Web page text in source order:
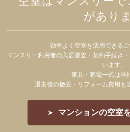
があり
効率よく空室を活用できるご
マンスリー利用者の入居審査・契約手続き
います。
家具・家電一式は当
退去後の撤去・リフォーム費用も
マンションの空室